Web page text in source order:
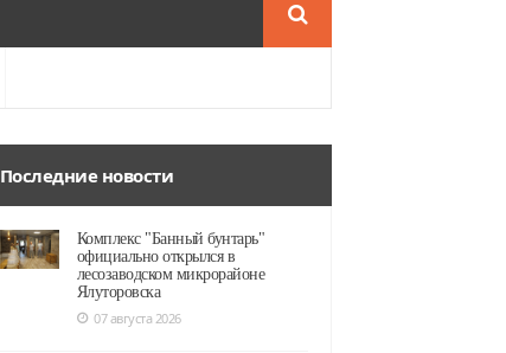
Последние новости
Комплекс "Банный бунтарь"
официально открылся в
лесозаводском микрорайоне
Ялуторовска
07 августа 2026